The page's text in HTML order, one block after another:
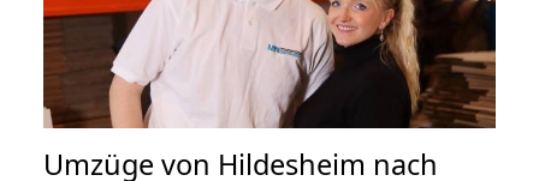
Umzüge von Hildesheim nach